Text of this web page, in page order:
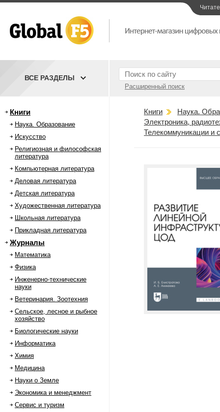
Расширенный поиск
ВСЕ РАЗДЕЛЫ
Книги
Наука. Образование
Искусство
Религиозная и философская
литература
Компьютерная литература
Деловая литература
Детская литература
Художественная литература
Школьная литература
Прикладная литература
Журналы
Математика
Физика
Инженерно-технические
науки
Ветеринария. Зоотехния
Сельское, лесное и рыбное
хозяйство
Биологические науки
Информатика
Химия
Медицина
Науки о Земле
Экономика и менеджмент
Сервис и туризм
Книги
Наука.
Электроника,
Телекоммуникации и